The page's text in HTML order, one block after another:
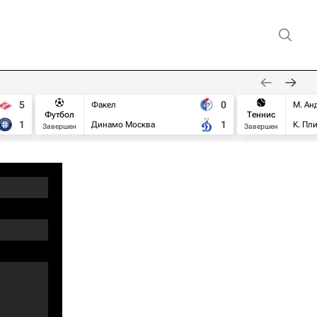
5
1
Футбол
Завершен
Факел
Динамо Москва
0
1
Теннис
Завершен
М.
К.